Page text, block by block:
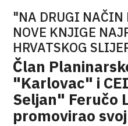
"NA DRUGI NAČIN
NOVE KNJIGE
HRVATSKOG
Član
"Karlovac" i
Seljan" Feručo
promovirao